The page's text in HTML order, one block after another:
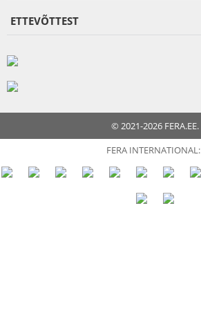
ETTEVÕTTEST
© 2021-2026 FERA.EE.
FERA INTERNATIONAL: